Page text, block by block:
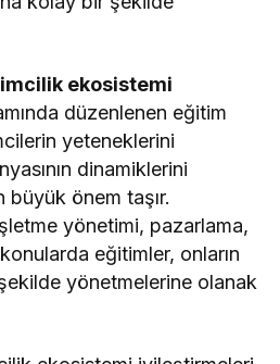
ekosistemi
düzenlenen eğitim
yeteneklerini
dinamiklerini
büyük önem taşır.
yönetimi, pazarlama,
eğitimler, onların
yönetmelerine olanak